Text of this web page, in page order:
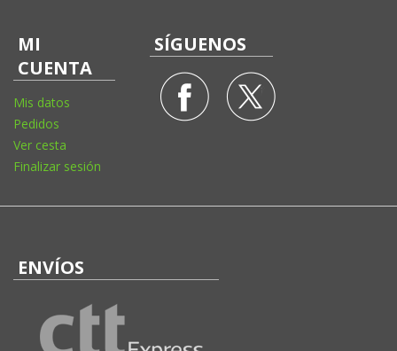
MI
CUENTA
Mis datos
Pedidos
Ver cesta
Finalizar sesión
SÍGUENOS
ENVÍOS